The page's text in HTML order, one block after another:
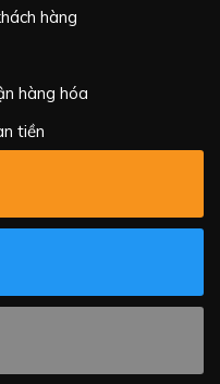
hàng
hàng hóa
tiền